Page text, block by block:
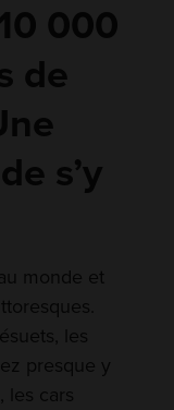
000
de
s’y
monde et
les
presque y
les cars